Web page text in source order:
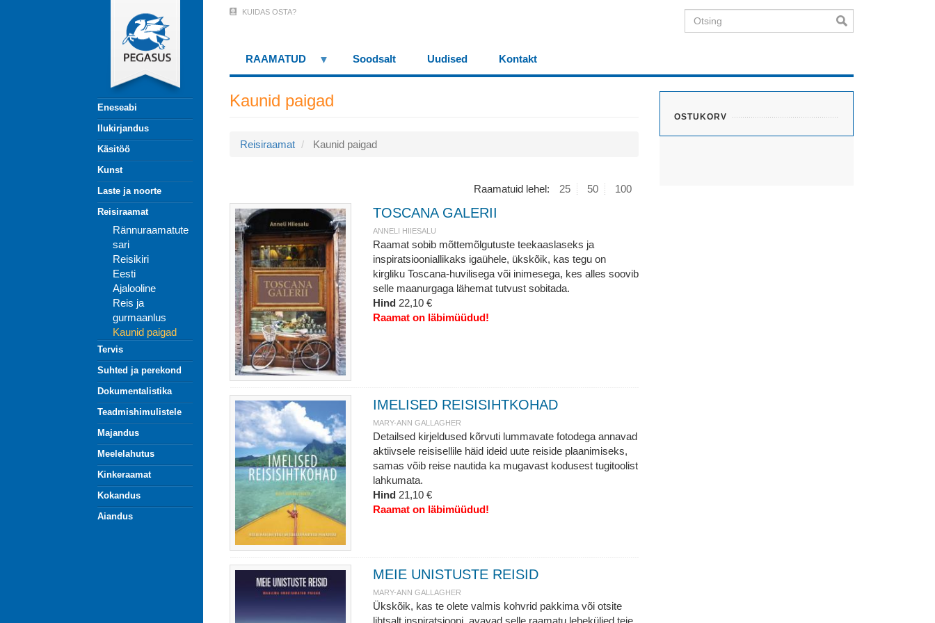
Eneseabi
Ilukirjandus
Käsitöö
Kunst
Laste ja noorte
Reisiraamat
Rännuraamatute
sari
Reisikiri
Eesti
Ajalooline
Reis ja
gurmaanlus
Kaunid paigad
Tervis
Suhted ja perekond
Dokumentalistika
Teadmishimulistele
Majandus
Meelelahutus
Kinkeraamat
Kokandus
Aiandus
Menu
(logged
KUIDAS OSTA? Otsing
RAAMATUD Soodsalt Uudised Kontakt
OSTUKORV
Kaunid paigad
Reisiraamat Kaunid paigad
Raamatuid lehel: 25 50 100
TOSCANA GALERII
ANNELI HIIESALU
Raamat sobib mõttemõlgutuste teekaaslaseks ja
inspiratsiooniallikaks igaühele, ükskõik, kas tegu on
kirgliku Toscana-huvilisega või inimesega, kes alles soovib
selle maanurgaga lähemat tutvust sobitada.
Hind 22,10 €
Raamat on läbimüüdud!
IMELISED REISISIHTKOHAD
MARY-ANN GALLAGHER
Detailsed kirjeldused kõrvuti lummavate fotodega annavad
aktiivsele reisisellile häid ideid uute reiside plaanimiseks,
samas võib reise nautida ka mugavast kodusest tugitoolist
lahkumata.
Hind 21,10 €
Raamat on läbimüüdud!
MEIE UNISTUSTE REISID
MARY-ANN GALLAGHER
Ükskõik, kas te olete valmis kohvrid pakkima või otsite
lihtsalt inspiratsiooni, avavad selle raamatu leheküljed teie